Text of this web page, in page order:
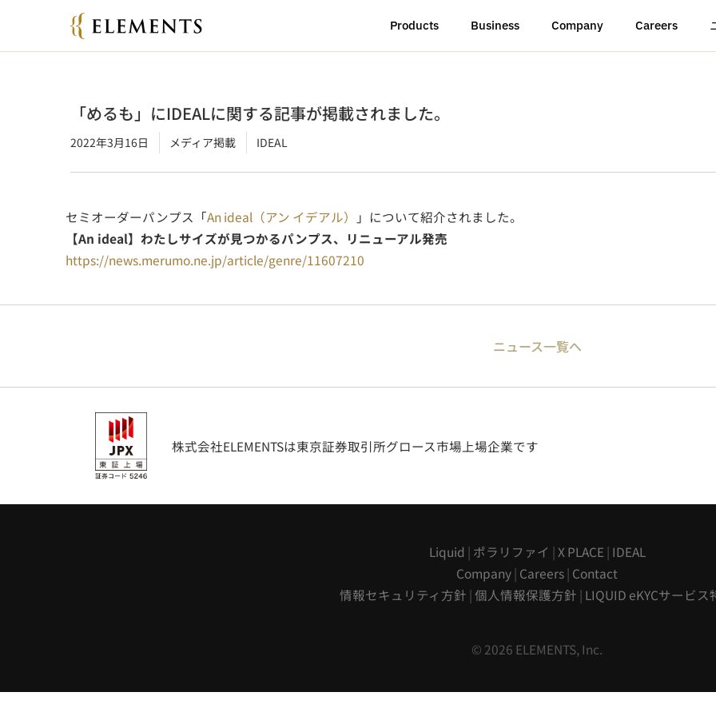
Products Business Company Careers
「めるも」にIDEALに関する記事が掲載されました。
2022年3月16日 メディア掲載 IDEAL
セミオーダーパンプス「An ideal（アン イデアル）
」について紹介されました。
【An ideal】わたしサイズが見つかるパンプス、リニューアル発売
https://news.merumo.ne.jp/article/genre/11607210
ニュース一覧へ
株式会社ELEMENTSは東京証券取引所グロース市場上場企業です
Liquid | ポラリファイ | X PLACE | IDEAL
Company| Careers| Contact
情報セキュリティ方針 |個人情報保護方針 | LIQUID eKYCサービス
© 2026 ELEMENTS, Inc.